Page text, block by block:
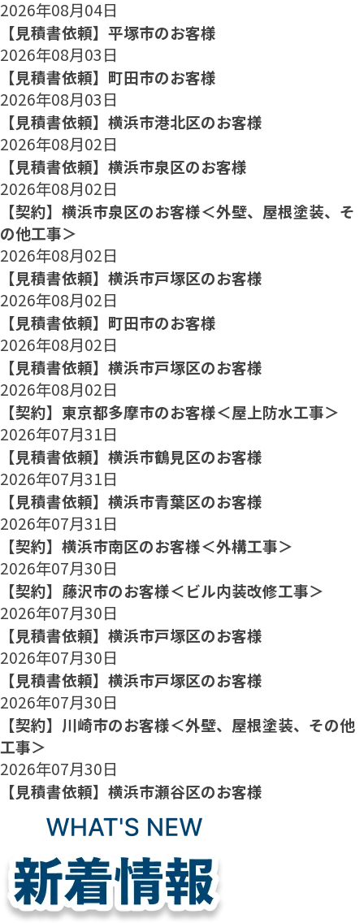
2026年08月04日
【見積書依頼】平塚市のお客様
2026年08月03日
【見積書依頼】町田市のお客様
2026年08月03日
【見積書依頼】横浜市港北区のお客様
2026年08月02日
【見積書依頼】横浜市泉区のお客様
2026年08月02日
【契約】横浜市泉区のお客様＜外壁、屋根塗装、そ
の他工事＞
2026年08月02日
【見積書依頼】横浜市戸塚区のお客様
2026年08月02日
【見積書依頼】町田市のお客様
2026年08月02日
【見積書依頼】横浜市戸塚区のお客様
2026年08月02日
【契約】東京都多摩市のお客様＜屋上防水工事＞
2026年07月31日
【見積書依頼】横浜市鶴見区のお客様
2026年07月31日
【見積書依頼】横浜市青葉区のお客様
2026年07月31日
【契約】横浜市南区のお客様＜外構工事＞
2026年07月30日
【契約】藤沢市のお客様＜ビル内装改修工事＞
2026年07月30日
【見積書依頼】横浜市戸塚区のお客様
2026年07月30日
【見積書依頼】横浜市戸塚区のお客様
2026年07月30日
【契約】川崎市のお客様＜外壁、屋根塗装、その他
工事＞
2026年07月30日
【見積書依頼】横浜市瀬谷区のお客様